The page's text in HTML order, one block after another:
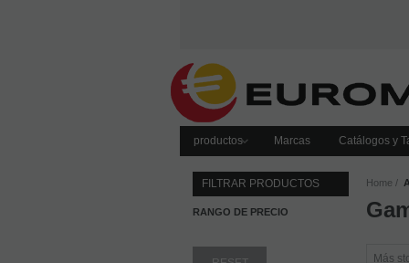
productos Marcas Catálogos y
FILTRAR PRODUCTOS
RANGO DE PRECIO
Home